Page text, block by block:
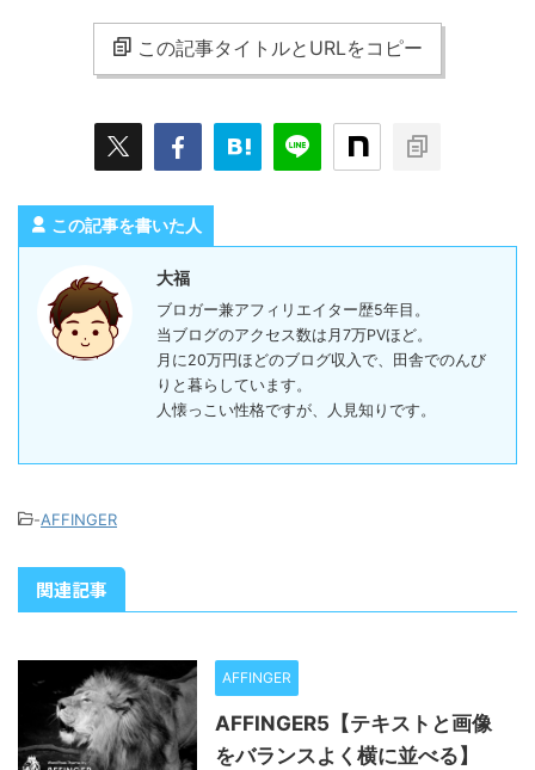
この記事タイトルとURLをコピー
この記事を書いた人
大福
ブロガー兼アフィリエイター歴5年目。
当ブログのアクセス数は月7万PVほど。
月に20万円ほどのブログ収入で、田舎でのんび
りと暮らしています。
人懐っこい性格ですが、人見知りです。
-AFFINGER
関連記事
AFFINGER
AFFINGER5【テキストと画像
をバランスよく横に並べる】